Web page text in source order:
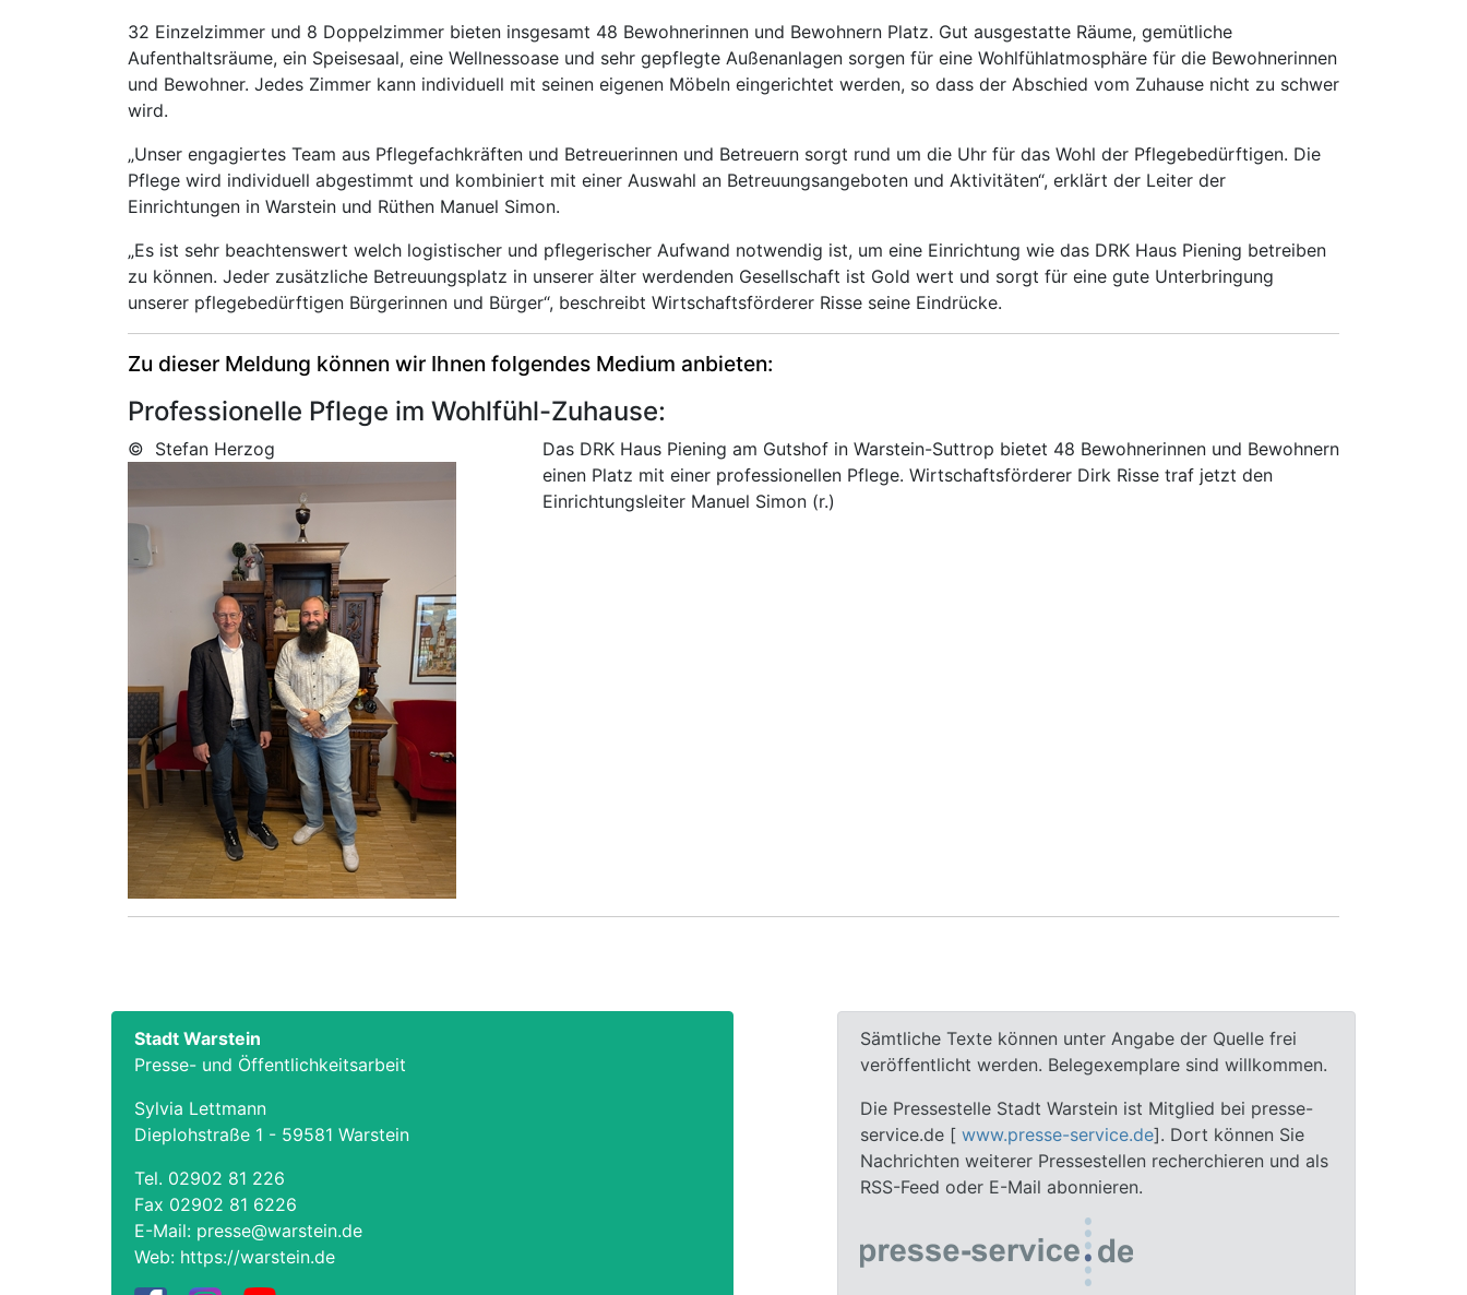
32 Einzelzimmer und 8 Doppelzimmer bieten insgesamt 48 Bewohnerinnen und Bewohnern Platz. Gut ausgestatte Räume, gemütliche
Aufenthaltsräume, ein Speisesaal, eine Wellnessoase und sehr gepflegte Außenanlagen sorgen für eine Wohlfühlatmosphäre für die Bewohnerinnen
und Bewohner. Jedes Zimmer kann individuell mit seinen eigenen Möbeln eingerichtet werden, so dass der Abschied vom Zuhause nicht zu schwer
wird.
„Unser engagiertes Team aus Pflegefachkräften und Betreuerinnen und Betreuern sorgt rund um die Uhr für das Wohl der Pflegebedürftigen. Die
Pflege wird individuell abgestimmt und kombiniert mit einer Auswahl an Betreuungsangeboten und Aktivitäten“, erklärt der Leiter der
Einrichtungen in Warstein und Rüthen Manuel Simon.
„Es ist sehr beachtenswert welch logistischer und pflegerischer Aufwand notwendig ist, um eine Einrichtung wie das DRK Haus Piening betreiben
zu können. Jeder zusätzliche Betreuungsplatz in unserer älter werdenden Gesellschaft ist Gold wert und sorgt für eine gute Unterbringung
unserer pflegebedürftigen Bürgerinnen und Bürger“, beschreibt Wirtschaftsförderer Risse seine Eindrücke.
Zu dieser Meldung können wir Ihnen folgendes Medium anbieten:
Professionelle Pflege im Wohlfühl-Zuhause:
© Stefan Herzog
Das DRK Haus Piening am Gutshof in Warstein-Suttrop bietet 48 Bewohnerinnen und Bewohnern
einen Platz mit einer professionellen Pflege. Wirtschaftsförderer Dirk Risse traf jetzt den
Einrichtungsleiter Manuel Simon (r.)
Stadt Warstein
Presse- und Öffentlichkeitsarbeit
Sylvia Lettmann
Dieplohstraße 1 - 59581 Warstein
Tel. 02902 81 226
Fax 02902 81 6226
E-Mail: presse@warstein.de
Web: https://warstein.de
Sämtliche Texte können unter Angabe der Quelle frei
veröffentlicht werden. Belegexemplare sind willkommen.
Die Pressestelle Stadt Warstein ist Mitglied bei presse-
service.de [ www.presse-service.de]. Dort können Sie
Nachrichten weiterer Pressestellen recherchieren und als
RSS-Feed oder E-Mail abonnieren.